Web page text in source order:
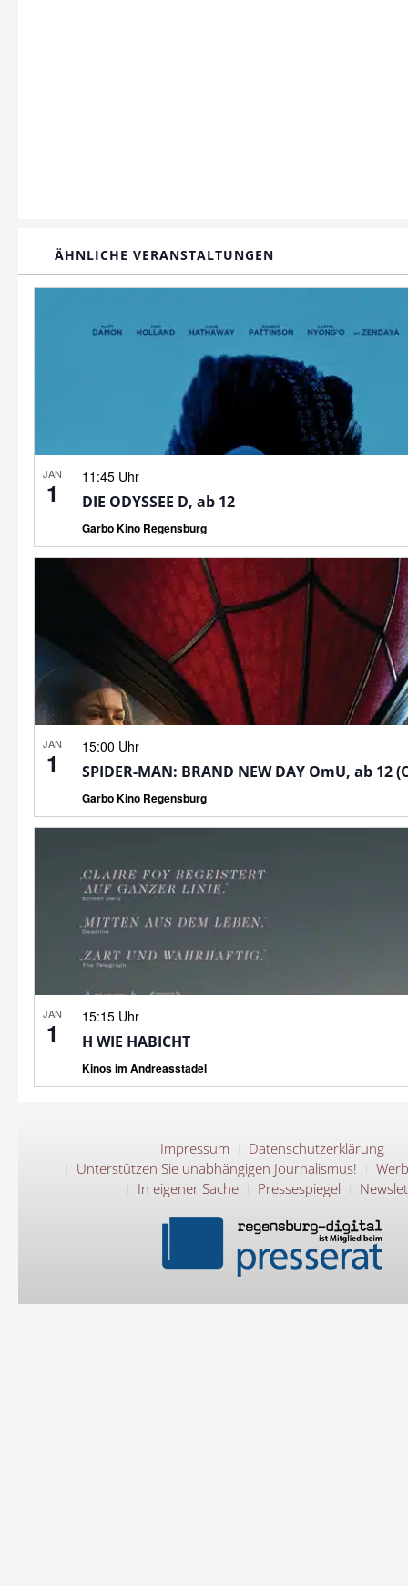
ÄHNLICHE VERANSTALTUNGEN
JAN
1
11:45 Uhr
DIE ODYSSEE D, ab 12
Garbo Kino Regensburg
JAN
1
15:00 Uhr
SPIDER-MAN: BRAND NEW DAY OmU, ab 12
Garbo Kino Regensburg
JAN
1
15:15 Uhr
H WIE HABICHT
Kinos im Andreasstadel
Impressum
Datenschutzerklärung
Unterstützen Sie unabhängigen Journalismus!
In eigener Sache
Pressespiegel